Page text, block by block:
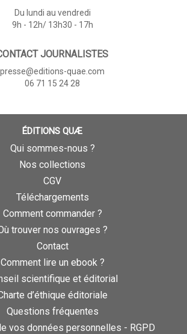
Du lundi au vendredi
9h - 12h/ 13h30 - 17h
JOURNALISTES
presse@editions-quae.com
06 71 15 24 28
ÉDITIONS QUÆ
Qui sommes-nous ?
Nos collections
CGV
Téléchargements
Comment commander ?
trouver nos ouvrages ?
Contact
Comment lire un ebook ?
scientifique et éditorial
d’éthique éditoriale
Questions fréquentes
vos données personnelles - RGPD